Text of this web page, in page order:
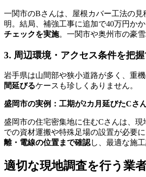
一関市のBさんは、屋根カバー工法の
明。結局、補強工事に追加で40万円か
チェックを実施。一関市や奥州市の豪
3. 周辺環境・アクセス条件を把
岩手県は山間部や狭小道路が多く、重
間延びるケースも珍しくありません。
盛岡市の実例：工期が2カ月延びたCさ
盛岡市の住宅密集地に住むCさんは、
での資材運搬や特殊足場の設置が必要
離・電線の位置まで確認し、最適な施
適切な現地調査を行う業